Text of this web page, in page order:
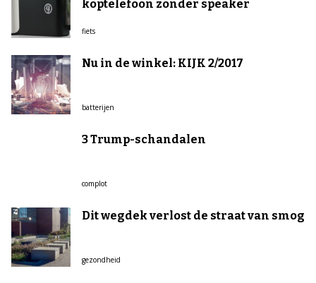
koptelefoon zonder speaker
fiets
Nu in de winkel: KIJK 2/2017
batterijen
3 Trump-schandalen
complot
Dit wegdek verlost de straat van smog
gezondheid